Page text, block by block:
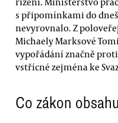
s připomínkami do
nevyrovnalo. Z
Michaely Marksové
vypořádání značně
vstřícné zejména ke
Co zákon